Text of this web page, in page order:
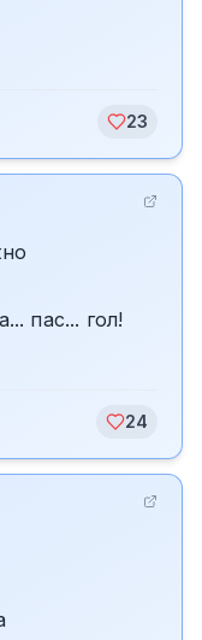
23
пас... гол!
24